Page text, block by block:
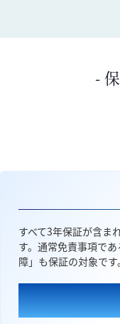
-
すべて3年保証が含ま
す。通常免責事項で
障」も保証の対象です。